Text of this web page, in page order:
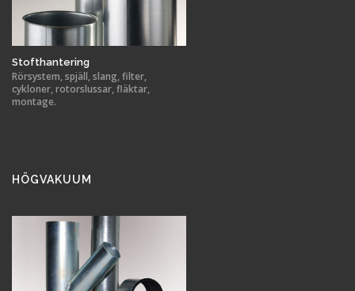
Stofthantering
Rörsystem, spjäll, slang, filter,
cykloner, rotorslussar, fläktar,
montage.
HÖGVAKUUM